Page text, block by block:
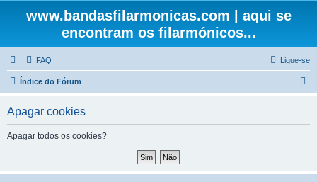
www.bandasfilarmonicas.com | aqui se
encontram os filarmónicos...
FAQ Ligue-se
Índice do Fórum
Apagar cookies
Apagar todos os cookies?